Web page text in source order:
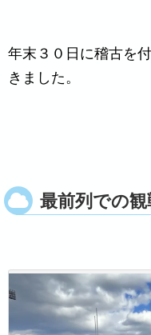
年末３０日に稽古を
きました。
最前列での観